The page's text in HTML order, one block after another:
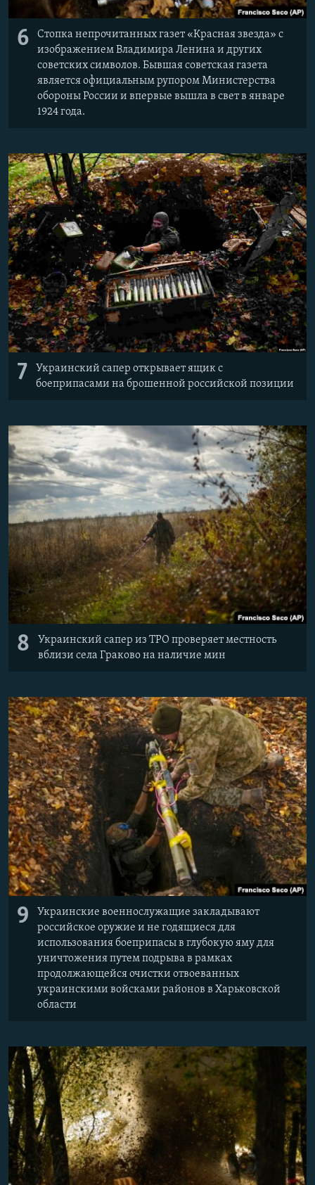
6
Стопка непрочитанных газет «Красная звезда» с
изображением Владимира Ленина и других
советских символов. Бывшая советская газета
является официальным рупором Министерства
обороны России и впервые вышла в свет в январе
1924 года.
7
Украинский сапер открывает ящик с
боеприпасами на брошенной российской позиции
8
Украинский сапер из ТРО проверяет местность
вблизи села Граково на наличие мин
9
Украинские военнослужащие закладывают
российское оружие и не годящиеся для
использования боеприпасы в глубокую яму для
уничтожения путем подрыва в рамках
продолжающейся очистки отвоеванных
украинскими войсками районов в Харьковской
области